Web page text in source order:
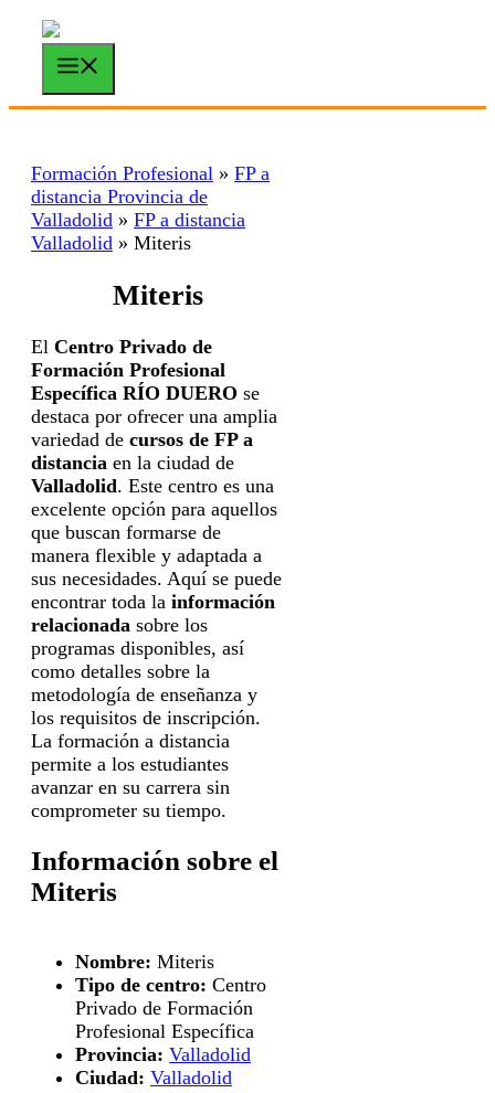
Saltar
contenido
Formación Profesional » FP a
distancia Provincia de
Valladolid » FP a distancia
Valladolid » Miteris
Miteris
El Centro Privado de
Formación Profesional
Específica RÍO DUERO se
destaca por ofrecer una amplia
variedad de cursos de FP a
distancia en la ciudad de
Valladolid. Este centro es una
excelente opción para aquellos
que buscan formarse de
manera flexible y adaptada a
sus necesidades. Aquí se puede
encontrar toda la información
relacionada sobre los
programas disponibles, así
como detalles sobre la
metodología de enseñanza y
los requisitos de inscripción.
La formación a distancia
permite a los estudiantes
avanzar en su carrera sin
comprometer su tiempo.
Información sobre el
Miteris
Nombre: Miteris
Tipo de centro: Centro
Privado de Formación
Profesional Específica
Provincia: Valladolid
Ciudad: Valladolid